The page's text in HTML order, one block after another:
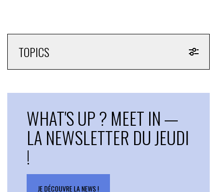
TOPICS
WHAT'S UP ? MEET IN —
LA NEWSLETTER DU JEUDI
!
JE DÉCOUVRE LA NEWS !